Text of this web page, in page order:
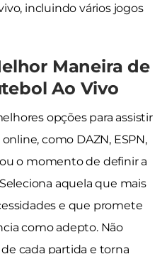
incluindo vários jogos
Maneira de
Ao Vivo
opções para assistir
como DAZN, ESPN,
o momento de definir a
aquela que mais
e que promete
como adepto. Não
cada partida e torna